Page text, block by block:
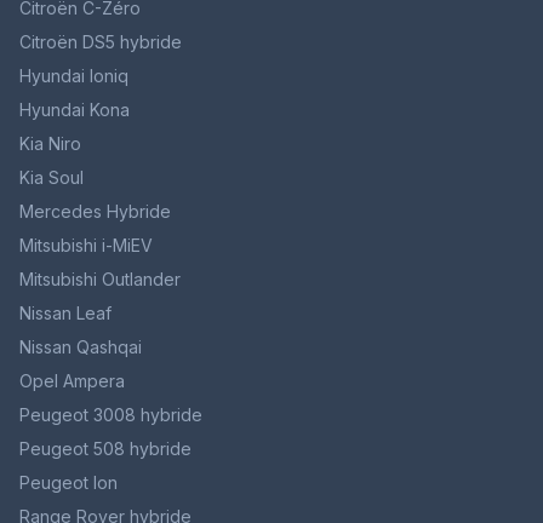
Citroën C-Zéro
Citroën DS5 hybride
Hyundai Ioniq
Hyundai Kona
Kia Niro
Kia Soul
Mercedes Hybride
Mitsubishi i-MiEV
Mitsubishi Outlander
Nissan Leaf
Nissan Qashqai
Opel Ampera
Peugeot 3008 hybride
Peugeot 508 hybride
Peugeot Ion
Range Rover hybride